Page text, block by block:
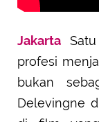
Jakarta
profesi
bukan
Delevingne